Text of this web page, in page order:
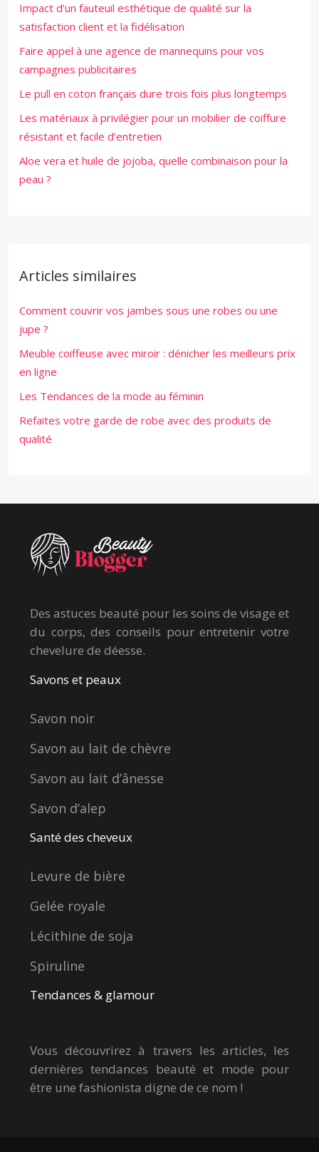
Impact d’un fauteuil esthétique de qualité sur la
satisfaction client et la fidélisation
Faire appel à une agence de mannequins pour vos
campagnes publicitaires
Le pull en coton français dure trois fois plus longtemps
Les matériaux à privilégier pour un mobilier de coiffure
résistant et facile d’entretien
Aloe vera et huile de jojoba, quelle combinaison pour la
peau ?
Articles similaires
Comment couvrir vos jambes sous une robes ou une
jupe ?
Meuble coiffeuse avec miroir : dénicher les meilleurs prix
en ligne
Les Tendances de la mode au féminin
Refaites votre garde de robe avec des produits de
qualité
Des astuces beauté pour les soins de visage et
du corps, des conseils pour entretenir votre
chevelure de déesse.
Savons et peaux
Savon noir
Savon au lait de chèvre
Savon au lait d’ânesse
Savon d’alep
Santé des cheveux
Levure de bière
Gelée royale
Lécithine de soja
Spiruline
Tendances & glamour
Vous découvrirez à travers les articles, les
dernières tendances beauté et mode pour
être une fashionista digne de ce nom !